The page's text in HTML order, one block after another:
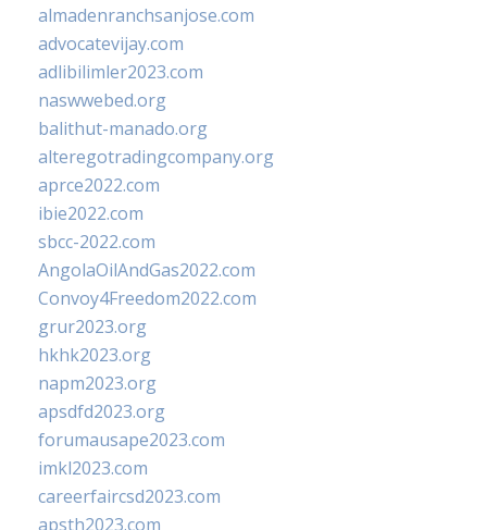
almadenranchsanjose.com
advocatevijay.com
adlibilimler2023.com
naswwebed.org
balithut-manado.org
alteregotradingcompany.org
aprce2022.com
ibie2022.com
sbcc-2022.com
AngolaOilAndGas2022.com
Convoy4Freedom2022.com
grur2023.org
hkhk2023.org
napm2023.org
apsdfd2023.org
forumausape2023.com
imkl2023.com
careerfaircsd2023.com
apsth2023.com